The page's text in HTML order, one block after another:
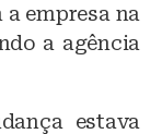
empresa na
a agência
estava